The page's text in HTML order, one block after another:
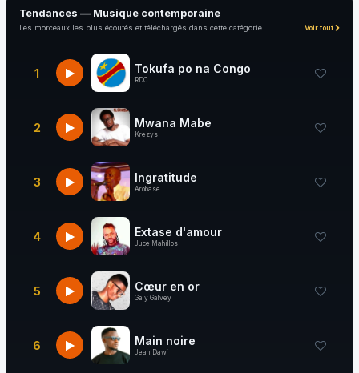
Tendances — Musique contemporaine
Les morceaux les plus écoutés et téléchargés dans cette catégorie. Voir tout
1 Tokufa po na Congo
RDC
2 Mwana Mabe
Krezys
3 Ingratitude
Arobase
4 Extase d'amour
Juce Mahillos
5 Cœur en or
Galy Galvey
6 Main noire
Jean Dawi